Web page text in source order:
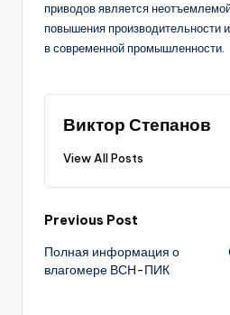
приводов является
повышения производительности
в современной промышленности.
Виктор Степанов
View All Posts
Post
navigation
Previous Post
Полная информация о
влагомере ВСН-ПИК